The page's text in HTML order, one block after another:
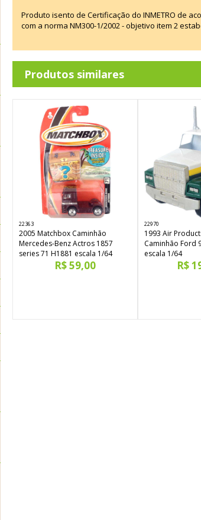
Produto isento de Certificação do INMETRO de
com a norma NM300-1/2002 - objetivo item 2
Produtos similares
22363
2005 Matchbox Caminhão
Mercedes-Benz Actros 1857
series 71 H1881 escala 1/64
R$ 59,00
22970
1993 Air
Caminhão Ford
escala 1/64
R$